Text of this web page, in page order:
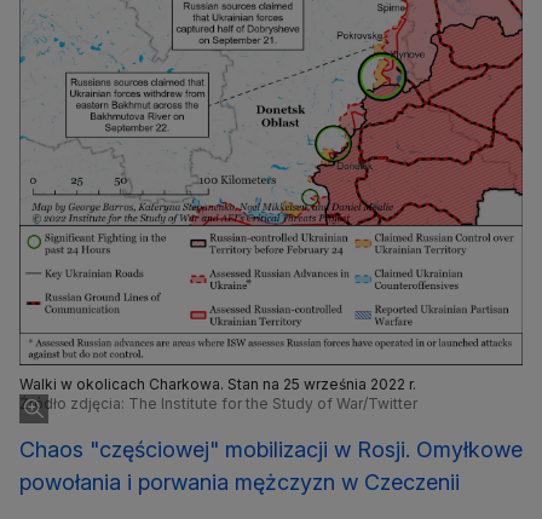
Walki w okolicach Charkowa. Stan na 25 września 2022 r.
Źródło zdjęcia: The Institute for the Study of War/Twitter
Chaos "częściowej" mobilizacji w Rosji. Omyłkowe
powołania i porwania mężczyzn w Czeczenii